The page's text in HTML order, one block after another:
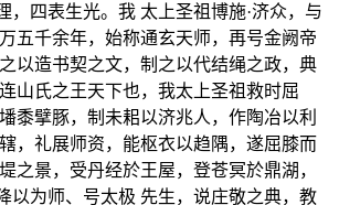
四表生光。我 太上圣祖博施·济众，与
五千余年，始称通玄天师，再号金阙帝
以造书契之文，制之以代结绳之政，典
山氏之王天下也，我太上圣祖救时屈
黍擘豚，制未耜以济兆人，作陶冶以利
，礼展师资，能枢衣以趋隅，遂屈膝而
景，受丹经於王屋，登苍冥於鼎湖，
以为师、号太极 先生，说庄敬之典，教